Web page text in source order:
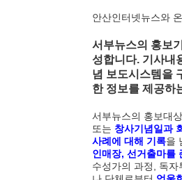
안산인터넷뉴스와
서부뉴스의 홍보
성합니다. 기사내
념 보도시스템을
한 정보를 제공하
서부뉴스의 홍보대
또는 창사기념일과
사례에 대해 기록을
인매장, 선거출마를
수성가의 과정, 독